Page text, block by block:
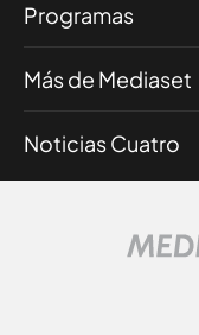
Programas
Más de Mediaset
Noticias Cuatro